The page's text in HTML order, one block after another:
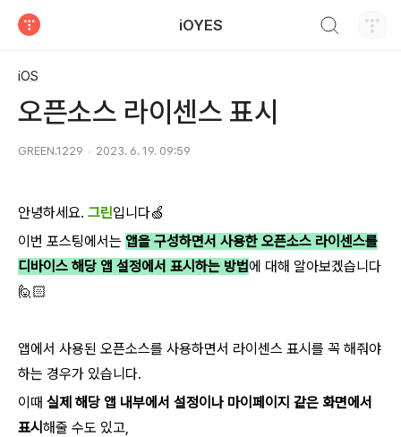
iOYES
iOS
오픈소스 라이센스 표시
GREEN.1229 2023. 6. 19. 09:59
안녕하세요. 그린입니다🍏
이번 포스팅에서는 앱을 구성하면서 사용한 오픈소스 라이센스를
디바이스 해당 앱 설정에서 표시하는 방법에 대해 알아보겠습니다
🙋🏻
앱에서 사용된 오픈소스를 사용하면서 라이센스 표시를 꼭 해줘야
하는 경우가 있습니다.
이때 실제 해당 앱 내부에서 설정이나 마이페이지 같은 화면에서
표시 해줄 수도 있고,